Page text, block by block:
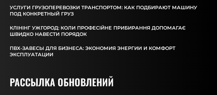
УСЛУГИ ГРУЗОПЕРЕВОЗКИ ТРАНСПОРТОМ: КАК ПОДБИРАЮТ МАШИНУ
ПОД КОНКРЕТНЫЙ ГРУЗ
КЛІНІНГ УЖГОРОД: КОЛИ ПРОФЕСІЙНЕ ПРИБИРАННЯ ДОПОМАГАЄ
ШВИДКО НАВЕСТИ ПОРЯДОК
ПВХ-ЗАВЕСЫ ДЛЯ БИЗНЕСА: ЭКОНОМИЯ ЭНЕРГИИ И КОМФОРТ
ЭКСПЛУАТАЦИИ
РАССЫЛКА ОБНОВЛЕНИЙ